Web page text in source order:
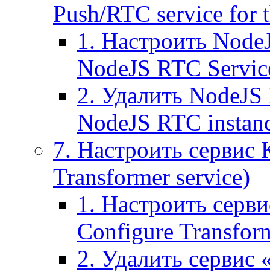
Push/RTC service for
1. Настроить
NodeJS RTC
2. Удалить
NodeJS RTC
7. Настроить
Transformer service)
1. Настроить
Configure
2. Удалить сервис